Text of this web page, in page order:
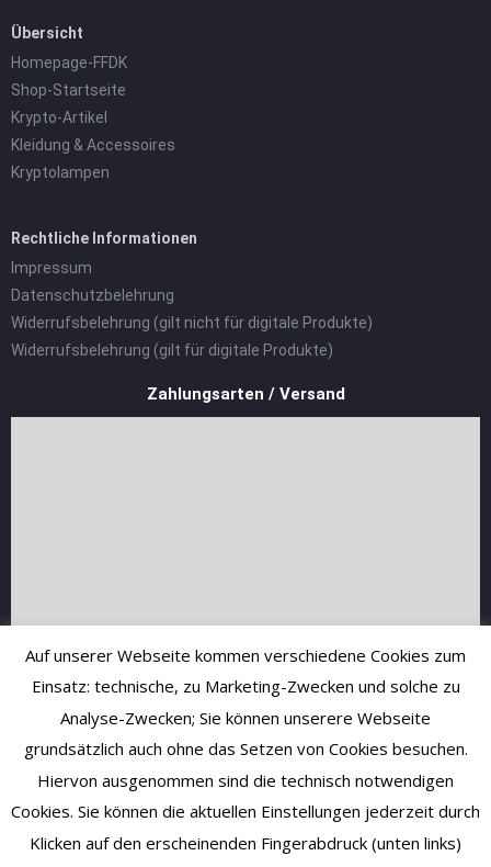
Übersicht
Homepage-FFDK
Shop-Startseite
Krypto-Artikel
Kleidung & Accessoires
Kryptolampen
Rechtliche Informationen
Impressum
Datenschutzbelehrung
Widerrufsbelehrung (gilt nicht für digitale Produkte)
Widerrufsbelehrung (gilt für digitale Produkte)
Zahlungsarten / Versand
Auf unserer Webseite kommen verschiedene Cookies zum
Einsatz: technische, zu Marketing-Zwecken und solche zu
Analyse-Zwecken; Sie können unserere Webseite
grundsätzlich auch ohne das Setzen von Cookies besuchen.
Hiervon ausgenommen sind die technisch notwendigen
Cookies. Sie können die aktuellen Einstellungen jederzeit durch
Klicken auf den erscheinenden Fingerabdruck (unten links)